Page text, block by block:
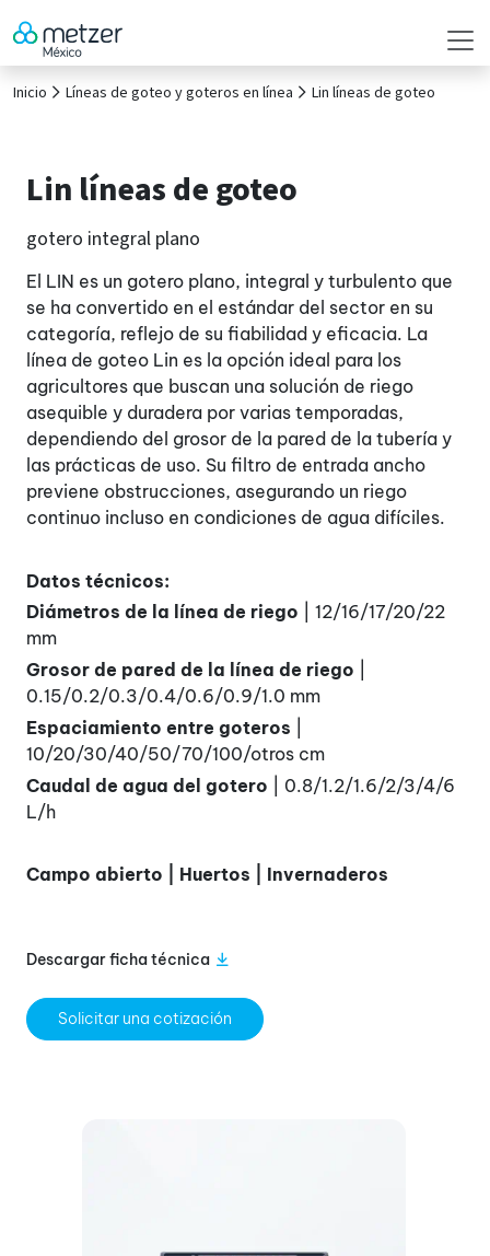
Inicio Líneas de goteo y goteros en línea Lin líneas de goteo
Lin líneas de goteo
gotero integral plano
El LIN es un gotero plano, integral y turbulento que
se ha convertido en el estándar del sector en su
categoría, reflejo de su fiabilidad y eficacia. La
línea de goteo Lin es la opción ideal para los
agricultores que buscan una solución de riego
asequible y duradera por varias temporadas,
dependiendo del grosor de la pared de la tubería y
las prácticas de uso. Su filtro de entrada ancho
previene obstrucciones, asegurando un riego
continuo incluso en condiciones de agua difíciles.
Datos técnicos:
Diámetros de la línea de riego | 12/16/17/20/22
mm
Grosor de pared de la línea de riego
0.15/0.2/0.3/0.4/0.6/0.9/1.0 mm
Espaciamiento entre goteros
10/20/30/40/50/70/100/otros cm
Caudal de agua del gotero | 0.8/1.2/1.6/2/3/4/6
L/h
Campo abierto | Huertos | Invernaderos
Descargar ficha técnica
Solicitar una cotización